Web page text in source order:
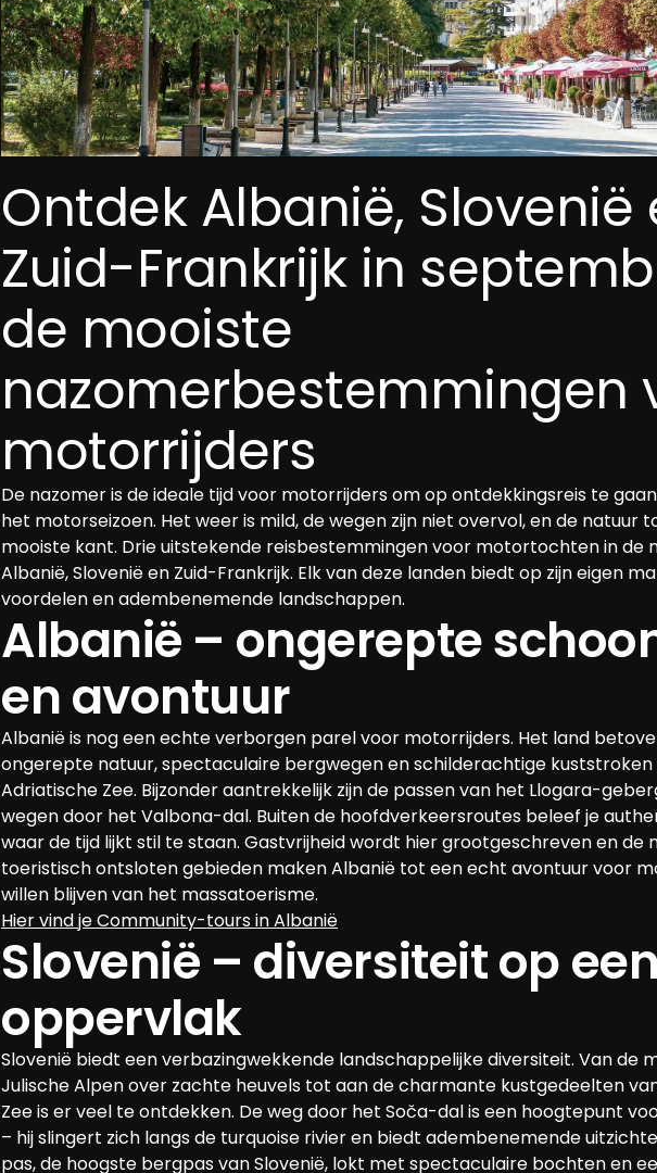
Ontdek Albanië,
Zuid-Frankrijk in
de mooiste
nazomerbestemmingen
motorrijders
De nazomer is de ideale tijd voor motorrijders om op ontdekkingsreis te
het motorseizoen. Het weer is mild, de wegen zijn niet overvol, en de natuur
mooiste kant. Drie uitstekende reisbestemmingen voor motortochten in de
Albanië, Slovenië en Zuid-Frankrijk. Elk van deze landen biedt op zijn eigen
voordelen en adembenemende landschappen.
Albanië – ongerepte
en avontuur
Albanië is nog een echte verborgen parel voor motorrijders. Het land
ongerepte natuur, spectaculaire bergwegen en schilderachtige
Adriatische Zee. Bijzonder aantrekkelijk zijn de passen van het Llogara-
wegen door het Valbona-dal. Buiten de hoofdverkeersroutes beleef je
waar de tijd lijkt stil te staan. Gastvrijheid wordt hier grootgeschreven en de
toeristisch ontsloten gebieden maken Albanië tot een echt avontuur voor
willen blijven van het massatoerisme.
Hier vind je Community-tours in Albanië
Slovenië – diversiteit op
oppervlak
Slovenië biedt een verbazingwekkende landschappelijke diversiteit. Van de
Julische Alpen over zachte heuvels tot aan de charmante kustgedeelten
Zee is er veel te ontdekken. De weg door het Soča-dal is een hoogtepunt
– hij slingert zich langs de turquoise rivier en biedt adembenemende
pas, de hoogste bergpas van Slovenië, lokt met spectaculaire bochten en